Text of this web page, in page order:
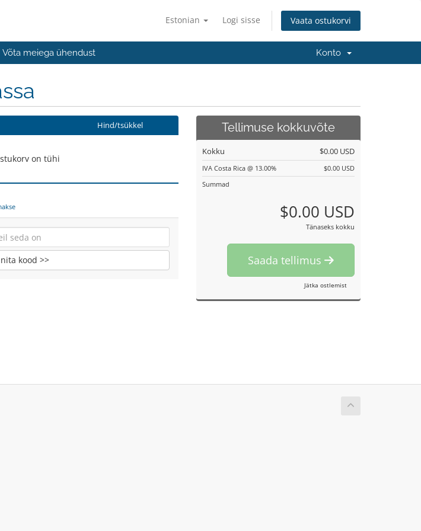
Estonian Logi sisse Vaata ostukorvi
Võta meiega ühendust Konto
Hind/tsükkel
on tühi
kood >>
Tellimuse kokkuvõte
Kokku $0.00 USD
IVA Costa Rica @ 13.00%
$0.00 USD
Summad
$0.00 USD
Tänaseks kokku
Saada tellimus
Jätka ostlemist